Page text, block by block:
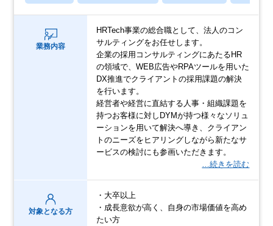
業務内容
HRTech事業の総合職として、法人のコン
サルティングをお任せします。
企業の採用コンサルティングにあたるHR
の領域で、WEB広告やRPAツールを用いた
DX推進でクライアントの採用課題の解決
を行います。
経営者や経営に直結する人事・組織課題を
持つお客様に対しDYMが持つ様々なソリュ
ーションを用いて解決へ導き、クライアン
トのニーズをヒアリングしながら新たなサ
ービスの検討にも参画いただきます。
…続きを読む
対象となる方
・大卒以上
・成長意欲が高く、自身の市場価値を高め
たい方